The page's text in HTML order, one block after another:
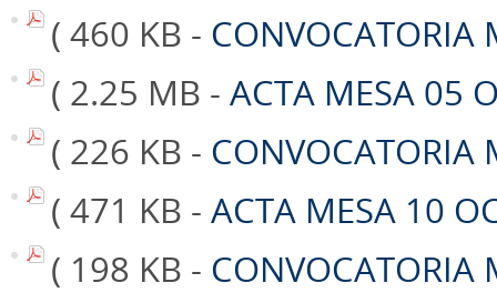
( 460 KB -
( 2.25 MB - ACTA MESA 05
( 226 KB - CONVOCATORIA
( 471 KB - ACTA MESA 10
( 198 KB -